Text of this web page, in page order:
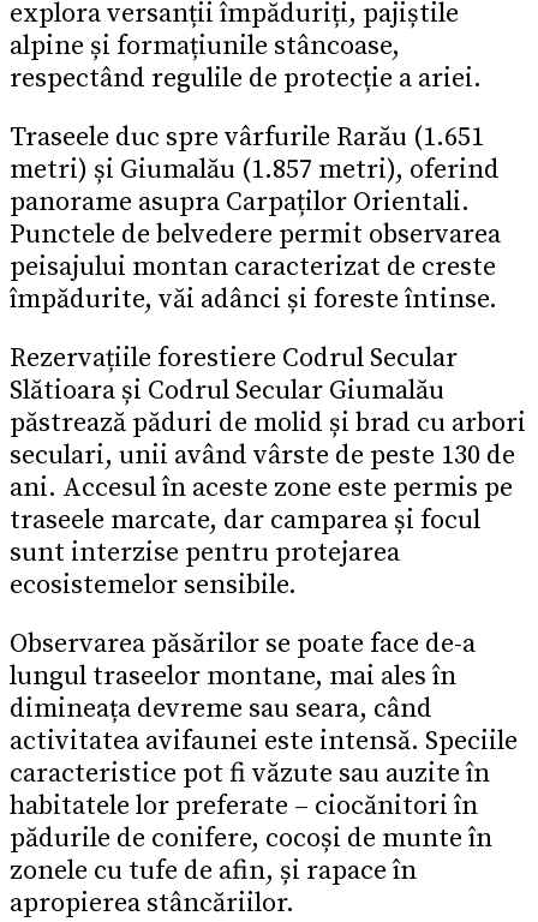
explora versanții împăduriți, pajiștile
alpine și formațiunile stâncoase,
respectând regulile de protecție a ariei.
Traseele duc spre vârfurile Rarău (1.651
metri) și Giumalău (1.857 metri), oferind
panorame asupra Carpaților Orientali.
Punctele de belvedere permit observarea
peisajului montan caracterizat de creste
împădurite, văi adânci și foreste întinse.
Rezervațiile forestiere Codrul Secular
Slătioara și Codrul Secular Giumalău
păstrează păduri de molid și brad cu arbori
seculari, unii având vârste de peste 130 de
ani. Accesul în aceste zone este permis pe
traseele marcate, dar camparea și focul
sunt interzise pentru protejarea
ecosistemelor sensibile.
Observarea păsărilor se poate face de-a
lungul traseelor montane, mai ales în
dimineața devreme sau seara, când
activitatea avifaunei este intensă. Speciile
caracteristice pot fi văzute sau auzite în
habitatele lor preferate – ciocănitori în
pădurile de conifere, cocoși de munte în
zonele cu tufe de afin, și rapace în
apropierea stâncăriilor.